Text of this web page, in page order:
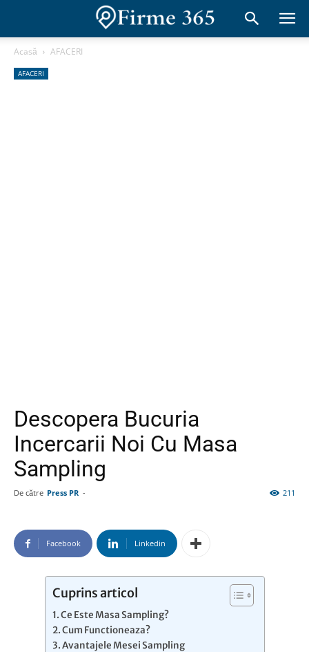
Acasă AFACERI
AFACERI
Descopera Bucuria
Incercarii Noi Cu Masa
Sampling
De către Press PR - 211
Facebook Linkedin
Cuprins articol
Ce Este Masa Sampling?
Cum Functioneaza?
Avantajele Mesei Sampling